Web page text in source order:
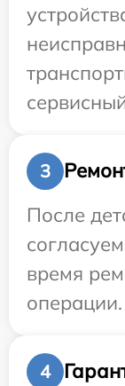
3
После
время
операции.
4